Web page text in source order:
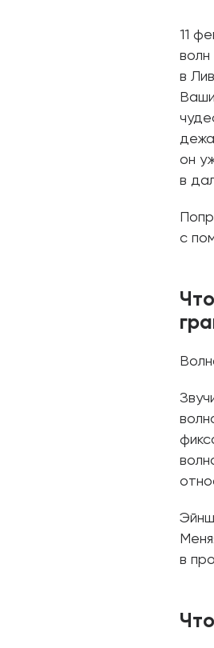
11
в
он
в
с
в